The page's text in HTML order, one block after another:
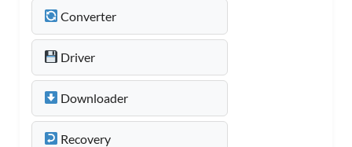
Converter
Driver
Downloader
Recovery